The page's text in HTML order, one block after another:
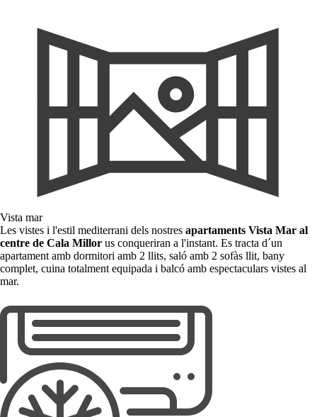
Vista mar
Les vistes i l'estil mediterrani dels nostres apartaments Vista Mar al
centre de Cala Millor us conqueriran a l'instant. Es tracta d´un
apartament amb dormitori amb 2 llits, saló amb 2 sofàs llit, bany
complet, cuina totalment equipada i balcó amb espectaculars vistes al
mar.